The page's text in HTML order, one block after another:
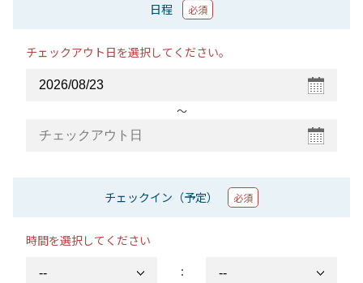
日程 必須
チェックアウト日を選択してください。
〜
チェックイン（予定） 必須
時間を選択してください
：